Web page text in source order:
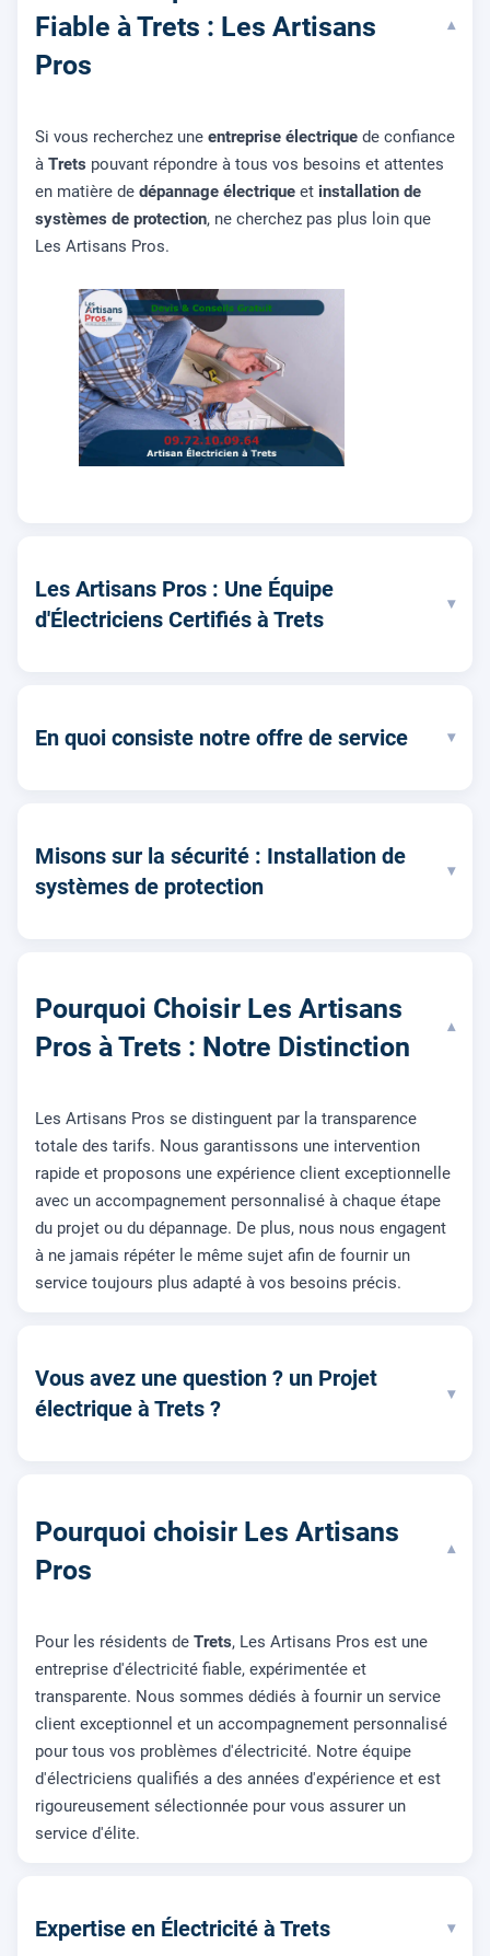
Fiable à Trets : Les Artisans
Pros
▾
Si vous recherchez une entreprise électrique de confiance
à Trets pouvant répondre à tous vos besoins et attentes
en matière de dépannage électrique et installation de
systèmes de protection, ne cherchez pas plus loin que
Les Artisans Pros.
Les Artisans Pros : Une Équipe
d'Électriciens Certifiés à Trets
▾
En quoi consiste notre offre de service ▾
Misons sur la sécurité : Installation de
systèmes de protection
▾
Pourquoi Choisir Les Artisans
Pros à Trets : Notre Distinction
▾
Les Artisans Pros se distinguent par la transparence
totale des tarifs. Nous garantissons une intervention
rapide et proposons une expérience client exceptionnelle
avec un accompagnement personnalisé à chaque étape
du projet ou du dépannage. De plus, nous nous engagent
à ne jamais répéter le même sujet afin de fournir un
service toujours plus adapté à vos besoins précis.
Vous avez une question ? un Projet
électrique à Trets ?
▾
Pourquoi choisir Les Artisans
Pros
▾
Pour les résidents de Trets, Les Artisans Pros est une
entreprise d'électricité fiable, expérimentée et
transparente. Nous sommes dédiés à fournir un service
client exceptionnel et un accompagnement personnalisé
pour tous vos problèmes d'électricité. Notre équipe
d'électriciens qualifiés a des années d'expérience et est
rigoureusement sélectionnée pour vous assurer un
service d'élite.
Expertise en Électricité à Trets ▾